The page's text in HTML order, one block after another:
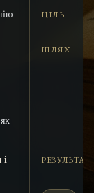
ЦІЛЬ
ШЛЯХ
РЕЗУЛЬТАТ